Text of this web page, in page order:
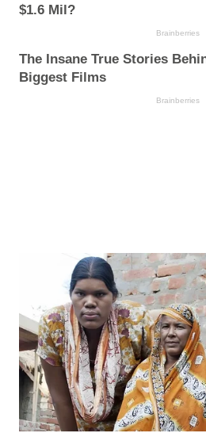
$1.6 Mil?
Brainberries
The Insane True Stories
Biggest Films
Brainberries